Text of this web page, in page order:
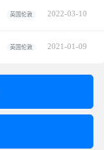
英国伦敦 2022-03-10
英国伦敦 2021-01-09